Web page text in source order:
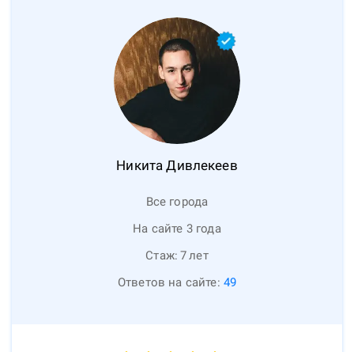
Никита Дивлекеев
Все города
На сайте 3 года
Стаж: 7лет
Ответов на сайте: 49